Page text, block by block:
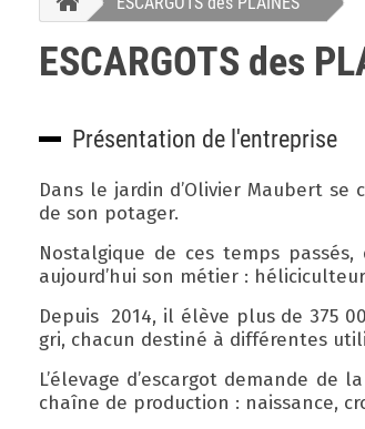
ESCARGOTS des
Présentation de l'entreprise
Dans le jardin d’Olivier Maubert
de son potager.
Nostalgique de ces temps
aujourd’hui son métier :
Depuis 2014, il élève plus de 375
gri, chacun destiné à différentes
L’élevage d’escargot demande
chaîne de production : naissance,